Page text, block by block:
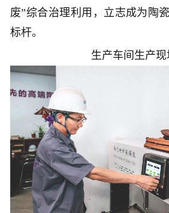
废”综合治理利用，立志成为陶
标杆。
生产车间 生产现